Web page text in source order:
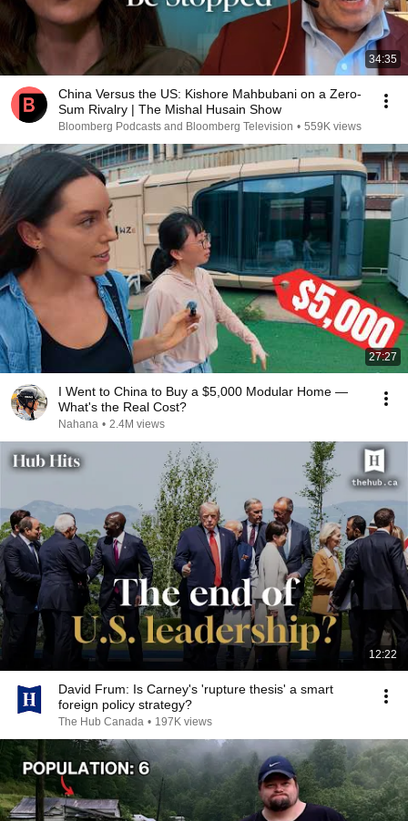
34:35
China Versus the US: Kishore Mahbubani on a Zero-
Sum Rivalry | The Mishal Husain Show
Bloomberg Podcasts and Bloomberg Television • 559K views
27:27
I Went to China to Buy a $5,000 Modular Home —
What's the Real Cost?
Nahana • 2.4M views
12:22
David Frum: Is Carney's 'rupture thesis' a smart
foreign policy strategy?
The Hub Canada • 197K views